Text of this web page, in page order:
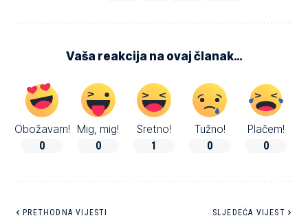
Vaša reakcija na ovaj članak…
Obožavam!
0
Mig, mig!
0
Sretno!
1
Tužno!
0
Plačem!
0
PRETHODNA VIJESTI SLJEDEĆA VIJEST